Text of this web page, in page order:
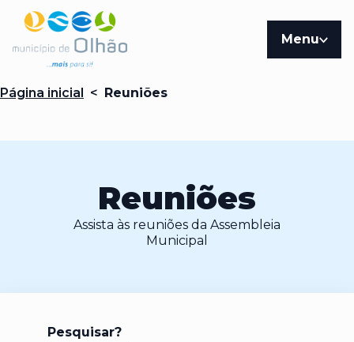
Ir para página inicial do Municipio de Olhão
Menu
Página inicial < Reuniões
Reuniões
Assista às reuniões da Assembleia
Municipal
Pesquisar?
*Pesquisa por termo mínimo de 3 caracteres